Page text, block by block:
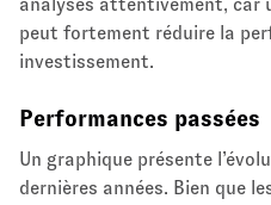
analysés attentivement, car
peut fortement réduire la
investissement.
Performances passées
Un graphique présente
dernières années. Bien que